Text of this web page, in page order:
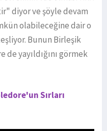
diyor ve şöyle devam
olabileceğine dair o
Bunun Birleşik
de yayıldığını görmek
Sırları